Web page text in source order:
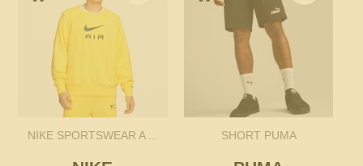
NIKE SPORTSWEAR A ... SHORT PUMA